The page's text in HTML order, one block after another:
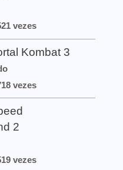
vezes
Kombat 3
vezes
2
vezes